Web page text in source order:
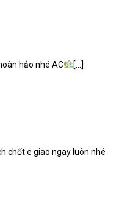
hảo nhé AC [...]
chốt e giao ngay luôn nhé